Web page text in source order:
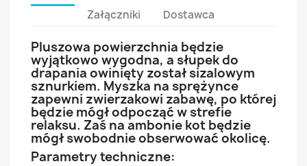
Załączniki
Dostawca
Pluszowa powierzchnia będzie
wyjątkowo wygodna, a słupek do
drapania owinięty został sizalowym
sznurkiem. Myszka na sprężynce
zapewni zwierzakowi zabawę, po której
będzie mógł odpocząć w strefie
relaksu. Zaś na ambonie kot będzie
mógł swobodnie obserwować okolicę.
Parametry techniczne: